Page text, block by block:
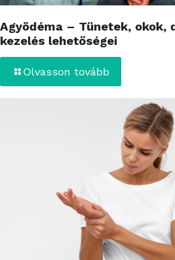
Agyödéma – Tünetek, okok,
kezelés lehetőségei
Olvasson tovább